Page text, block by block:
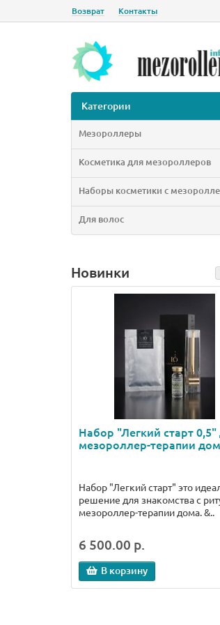
Возврат Контакты
Категории
Мезороллеры
Косметика для мезороллеров
Наборы косметики с
Для волос
Новинки
Набор "Легкий старт 0,5"
мезороллер-терапии
Набор "Легкий старт" это
решение для знакомства с
мезороллер-терапии дома. &..
6 500.00 р.
В корзину